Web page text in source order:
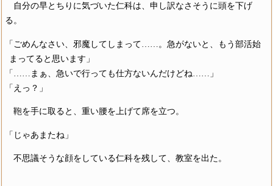
自分の早とちりに気づいた仁科は、申し訳なさそうに頭を下げ
る。
「ごめんなさい、邪魔してしまって……。急がないと、もう部活始
まってると思います」
「……まぁ、急いで行っても仕方ないんだけどね……」
「えっ？」
鞄を手に取ると、重い腰を上げて席を立つ。
「じゃあまたね」
不思議そうな顔をしている仁科を残して、教室を出た。